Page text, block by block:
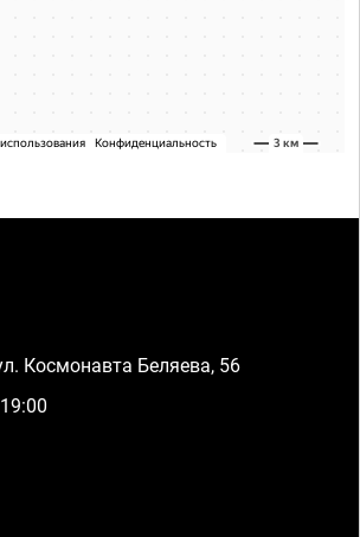
Космонавта Беляева, 56